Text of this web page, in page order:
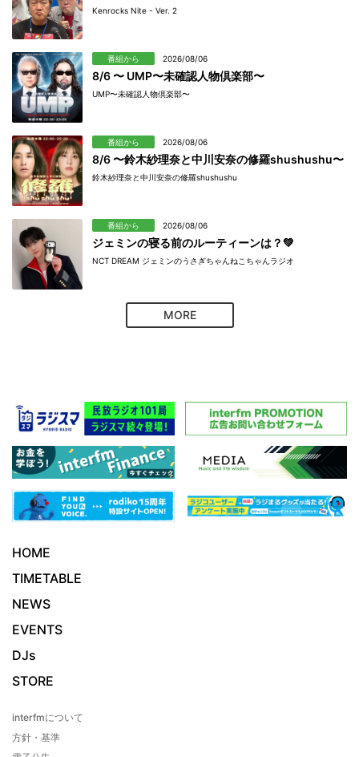
Kenrocks Nite - Ver. 2
番組から 2026/08/06
8/6 〜 UMP〜未確認人物倶楽部〜
UMP〜未確認人物倶楽部〜
番組から 2026/08/06
8/6 〜鈴木紗理奈と中川安奈の修羅shushushu〜
鈴木紗理奈と中川安奈の修羅shushushu
番組から 2026/08/06
ジェミンの寝る前のルーティーンは？💚
NCT DREAM ジェミンのうさぎちゃんねこちゃんラジオ
MORE
HOME
TIMETABLE
NEWS
EVENTS
DJs
STORE
interfmについて
方針・基準